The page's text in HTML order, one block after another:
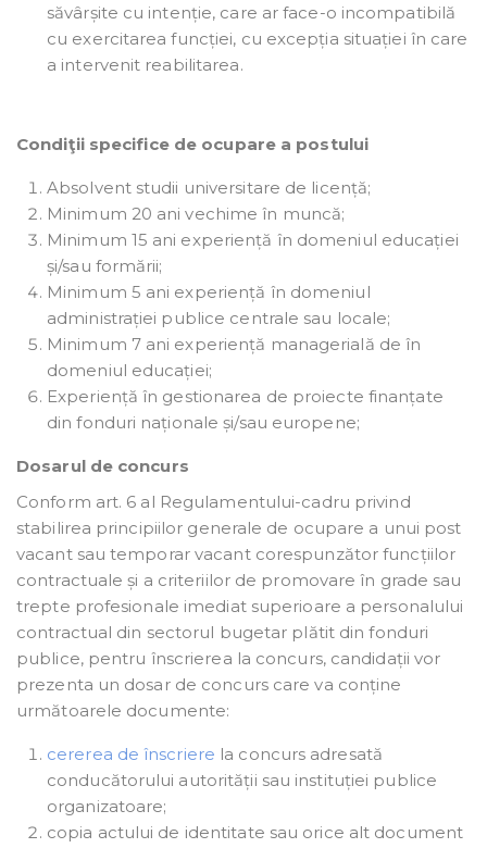
săvârșite cu intenție, care ar face-o incompatibilă
cu exercitarea funcției, cu excepția situației în care
a intervenit reabilitarea.
Condiţii specifice de ocupare a postului
Absolvent studii universitare de licență;
Minimum 20 ani vechime în muncă;
Minimum 15 ani experiență în domeniul educației
și/sau formării;
Minimum 5 ani experiență în domeniul
administrației publice centrale sau locale;
Minimum 7 ani experiență managerială de în
domeniul educației;
Experiență în gestionarea de proiecte finanțate
din fonduri naționale și/sau europene;
Dosarul de concurs
Conform art. 6 al Regulamentului-cadru privind
stabilirea principiilor generale de ocupare a unui post
vacant sau temporar vacant corespunzător funcțiilor
contractuale și a criteriilor de promovare în grade sau
trepte profesionale imediat superioare a personalului
contractual din sectorul bugetar plătit din fonduri
publice, pentru înscrierea la concurs, candidații vor
prezenta un dosar de concurs care va conține
următoarele documente:
cererea de înscriere la concurs adresată
conducătorului autorității sau instituției publice
organizatoare;
copia actului de identitate sau orice alt document